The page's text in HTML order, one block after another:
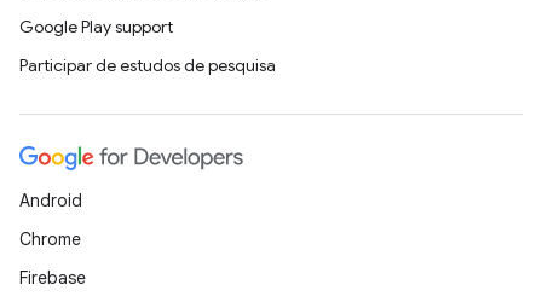
Google Play support
Participar de estudos de pesquisa
Android
Chrome
Firebase